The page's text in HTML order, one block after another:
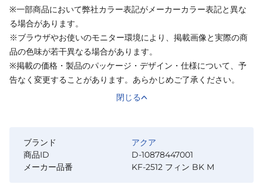
※一部商品において弊社カラー表記がメーカーカラー表記と異な
る場合があります。
※ブラウザやお使いのモニター環境により、掲載画像と実際の商
品の色味が若干異なる場合があります。
※掲載の価格・製品のパッケージ・デザイン・仕様について、予
告なく変更することがあります。あらかじめご了承ください。
閉じる
ブランド
アクア
商品ID
D-10878447001
メーカー品番
KF-2512 フィン BK M